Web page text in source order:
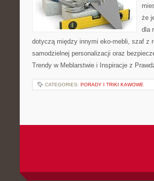
że
dla
dotyczą między innymi eko-mebli, szaf z
samodzielnej personalizacji oraz
Trendy w Meblarstwie i Inspiracje z
CATEGORIES: PORADY I TRIKI KAWOWE